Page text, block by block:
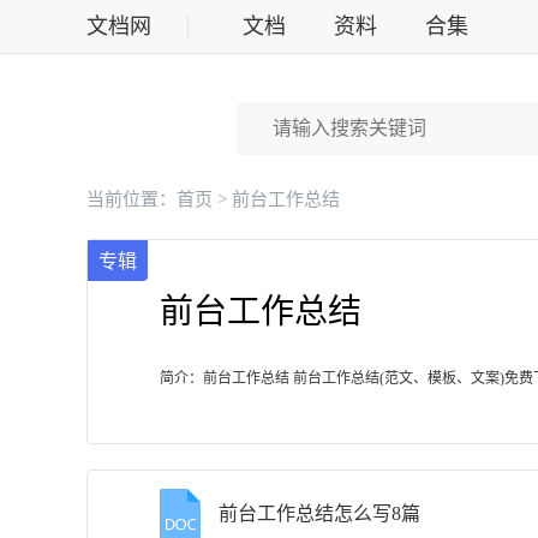
文档网 文档 资料 合集
当前位置： 首页 > 前台工作总结
前台工作总结
专辑
简介：前台工作总结 前台工作总结(范文、模板、文案)免费
前台工作总结怎么写8篇